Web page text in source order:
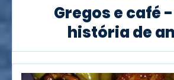
Gregos e café
história de